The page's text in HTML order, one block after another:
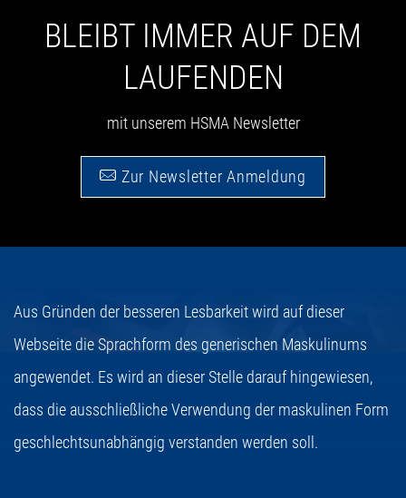
BLEIBT IMMER AUF DEM
LAUFENDEN
mit unserem HSMA Newsletter
Zur Newsletter Anmeldung
Aus Gründen der besseren Lesbarkeit wird auf dieser
Webseite die Sprachform des generischen Maskulinums
angewendet. Es wird an dieser Stelle darauf hingewiesen,
dass die ausschließliche Verwendung der maskulinen Form
geschlechtsunabhängig verstanden werden soll.